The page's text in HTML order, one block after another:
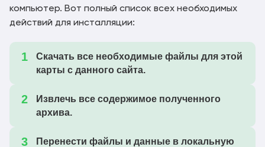
компьютер. Вот полный список всех необходимых
действий для инсталляции:
Скачать все необходимые файлы для этой
карты с данного сайта.
Извлечь все содержимое полученного
архива.
Перенести файлы и данные в локальную